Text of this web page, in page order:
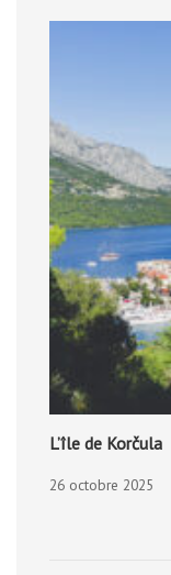
L’île de Korčula
26 octobre 2025